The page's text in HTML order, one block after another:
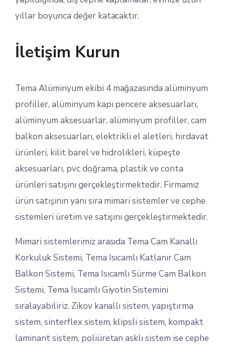
yıllar boyunca değer katacaktır.
İletişim Kurun
Tema Alüminyum ekibi 4 mağazasında alüminyum
profiller, alüminyum kapı pencere aksesuarları,
alüminyum aksesuarlar, alüminyum profiller, cam
balkon aksesuarları, elektrikli el aletleri, hırdavat
ürünleri, kilit barel ve hidrolikleri, küpeşte
aksesuarları, pvc doğrama, plastik ve conta
ürünleri satışını gerçekleştirmektedir. Firmamız
ürün satışının yanı sıra mimari sistemler ve cephe
sistemleri üretim ve satışını gerçekleştirmektedir.
Mimari sistemlerimiz arasıda Tema Cam Kanallı
Korkuluk Sistemi, Tema Isıcamlı Katlanır Cam
Balkon Sistemi, Tema Isıcamlı Sürme Cam Balkon
Sistemi, Tema Isıcamlı Giyotin Sistemini
sıralayabiliriz. Zikov kanallı sistem, yapıştırma
sistem, sinterflex sistem, klipsli sistem, kompakt
laminant sistem, poliüretan asklı sistem ise cephe